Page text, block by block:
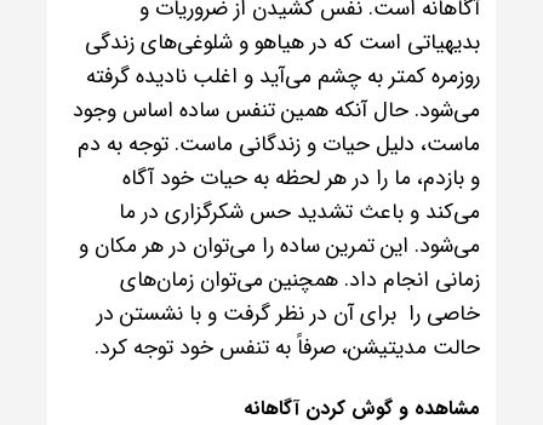
آگاهانه است. نفس کشیدن از ضروریات و
بدیهیاتی است که در هیاهو و شلوغی‌های زندگی
روزمره کمتر به چشم می‌‌آید و اغلب نادیده گرفته
می‌شود. حال آنکه همین تنفس ساده اساس وجود
ماست، دلیل حیات و زندگانی ماست. توجه به دم
و بازدم، ما را در هر لحظه به حیات خود آگاه
می‌کند و باعث تشدید حس شکرگزاری در ما
می‌شود. این تمرین ساده را می‌توان در هر مکان و
زمانی انجام داد. همچنین می‌توان زمان‌های
خاصی را برای آن در نظر گرفت و با نشستن در
حالت مدیتیشن، صرفاً به تنفس خود توجه کرد.
مشاهده و گوش کردن آگاهانه